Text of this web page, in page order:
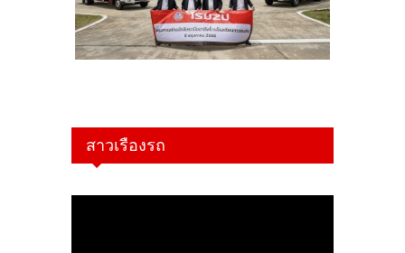
สาวเรืองรถ